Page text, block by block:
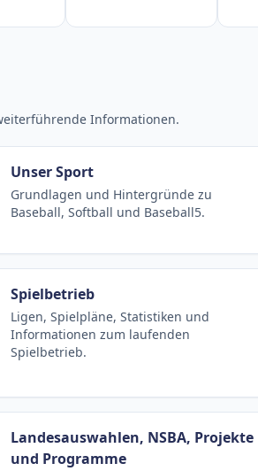
Informationen.
Unser Sport
Grundlagen und Hintergründe zu
Baseball, Softball und Baseball5.
Spielbetrieb
Ligen, Spielpläne, Statistiken und
Informationen zum laufenden
Spielbetrieb.
Landesauswahlen, NSBA, Projekte
und Programme